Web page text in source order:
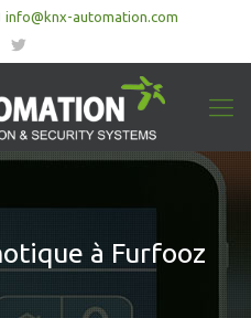
info@knx-automation.com
à Furfooz